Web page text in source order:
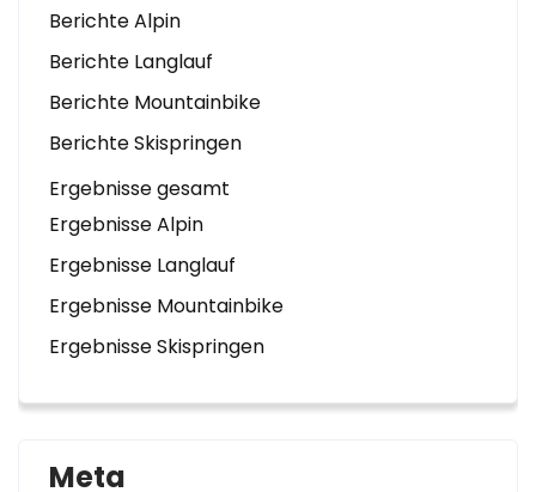
Berichte Alpin
Berichte Langlauf
Berichte Mountainbike
Berichte Skispringen
Ergebnisse gesamt
Ergebnisse Alpin
Ergebnisse Langlauf
Ergebnisse Mountainbike
Ergebnisse Skispringen
Meta